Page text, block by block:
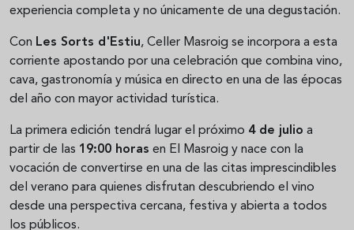
experiencia completa y no únicamente de una degustación.
Con Les Sorts d'Estiu, Celler Masroig se incorpora a esta
corriente apostando por una celebración que combina vino,
cava, gastronomía y música en directo en una de las épocas
del año con mayor actividad turística.
La primera edición tendrá lugar el próximo 4 de julio a
partir de las 19:00 horas en El Masroig y nace con la
vocación de convertirse en una de las citas imprescindibles
del verano para quienes disfrutan descubriendo el vino
desde una perspectiva cercana, festiva y abierta a todos
los públicos.